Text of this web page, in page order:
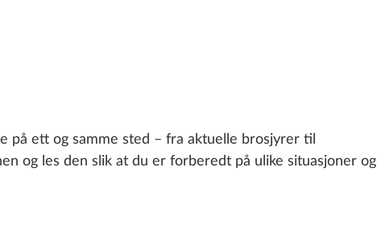
på ett og samme sted – fra aktuelle brosjyrer til
og les den slik at du er forberedt på ulike situasjoner og